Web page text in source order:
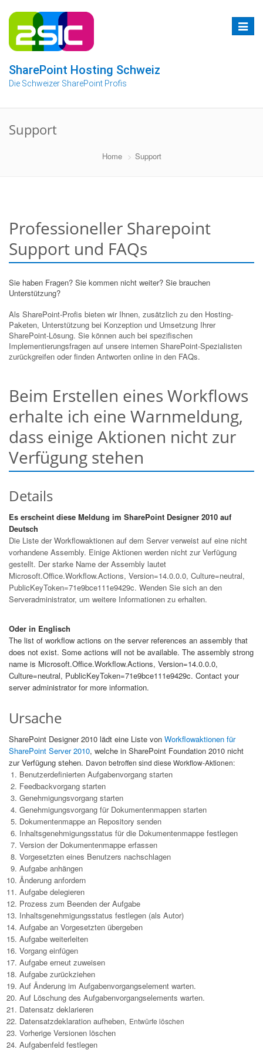
Inhalt
springen
Toggle
SharePoint Hosting Schweiz
Die Schweizer SharePoint Profis
Support
Home Support
Professioneller Sharepoint
Support und FAQs
Sie haben Fragen? Sie kommen nicht weiter? Sie brauchen
Unterstützung?
Als SharePoint-Profis bieten wir Ihnen, zusätzlich zu den Hosting-
Paketen, Unterstützung bei Konzeption und Umsetzung Ihrer
SharePoint-Lösung. Sie können auch bei spezifischen
Implementierungsfragen auf unsere internen SharePoint-Spezialisten
zurückgreifen oder finden Antworten online in den FAQs.
Beim Erstellen eines Workflows
erhalte ich eine Warnmeldung,
dass einige Aktionen nicht zur
Verfügung stehen
Details
Es erscheint diese Meldung im SharePoint Designer 2010 auf
Deutsch
Die Liste der Workflowaktionen auf dem Server verweist auf eine nicht
vorhandene Assembly. Einige Aktionen werden nicht zur Verfügung
gestellt. Der starke Name der Assembly lautet
Microsoft.Office.Workflow.Actions, Version=14.0.0.0, Culture=neutral,
PublicKeyToken=71e9bce111e9429c. Wenden Sie sich an den
Serveradministrator, um weitere Informationen zu erhalten.
Oder in Englisch
The list of workflow actions on the server references an assembly that
does not exist. Some actions will not be available. The assembly strong
name is Microsoft.Office.Workflow.Actions, Version=14.0.0.0,
Culture=neutral, PublicKeyToken=71e9bce111e9429c. Contact your
server administrator for more information.
Ursache
SharePoint Designer 2010 lädt eine Liste von Workflowaktionen für
SharePoint Server 2010, welche in SharePoint Foundation 2010 nicht
zur Verfügung stehen. Davon betroffen sind diese Workflow-Aktionen:
Benutzerdefinierten Aufgabenvorgang starten
Feedbackvorgang starten
Genehmigungsvorgang starten
Genehmigungsvorgang für Dokumentenmappen starten
Dokumentenmappe an Repository senden
Inhaltsgenehmigungsstatus für die Dokumentenmappe festlegen
Version der Dokumentenmappe erfassen
Vorgesetzten eines Benutzers nachschlagen
Aufgabe anhängen
Änderung anfordern
Aufgabe delegieren
Prozess zum Beenden der Aufgabe
Inhaltsgenehmigungsstatus festlegen (als Autor)
Aufgabe an Vorgesetzten übergeben
Aufgabe weiterleiten
Vorgang einfügen
Aufgabe erneut zuweisen
Aufgabe zurückziehen
Auf Änderung im Aufgabenvorgangselement warten.
Auf Löschung des Aufgabenvorgangselements warten.
Datensatz deklarieren
Datensatzdeklaration aufheben, Entwürfe löschen
Vorherige Versionen löschen
Aufgabenfeld festlegen